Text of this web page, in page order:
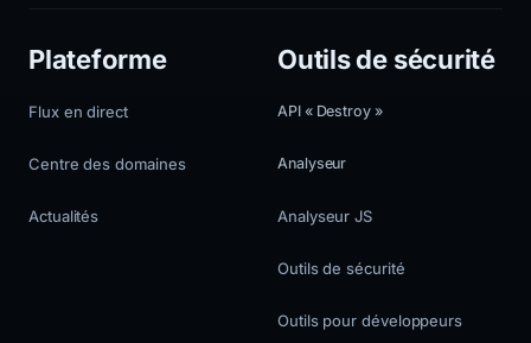
Plateforme
Flux en direct
Centre des domaines
Actualités
Outils de sécurité
API « Destroy »
Analyseur
Analyseur JS
Outils de sécurité
Outils pour développeurs